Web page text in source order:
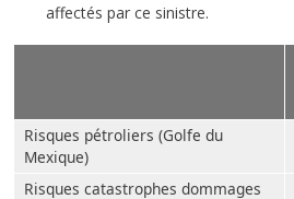
affectés par ce sinistre.
Risques pétroliers (Golfe du
Mexique)
Risques catastrophes dommages